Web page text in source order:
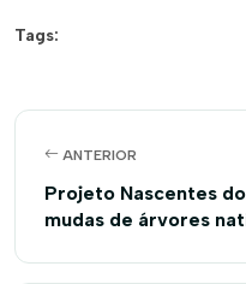
Tags:
ANTERIOR
Projeto Nascentes
mudas de árvores